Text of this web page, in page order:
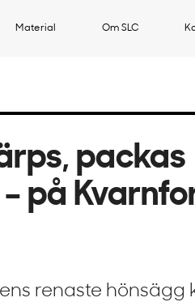
Material Om SLC
packas
på
renaste hönsägg